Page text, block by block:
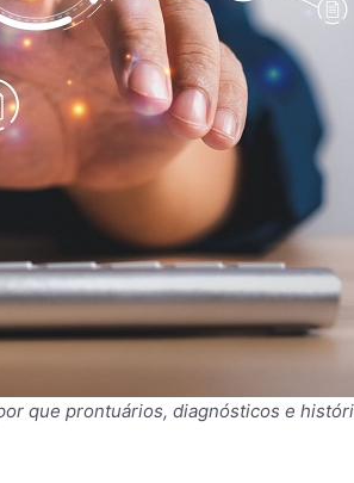
que prontuários, diagnósticos e